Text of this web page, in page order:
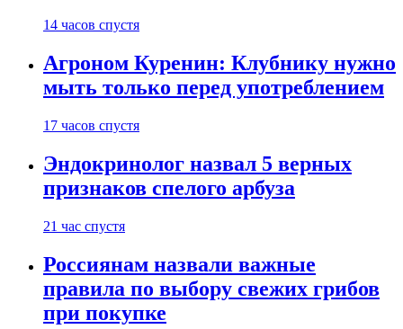
14 часов спустя
Агроном Куренин: Клубнику нужно
мыть только перед употреблением
17 часов спустя
Эндокринолог назвал 5 верных
признаков спелого арбуза
21 час спустя
Россиянам назвали важные
правила по выбору свежих грибов
при покупке